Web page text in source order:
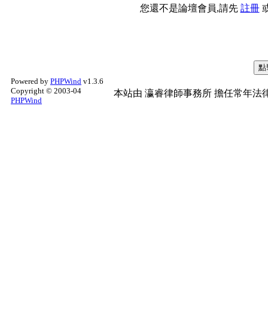
您還不是論壇會員,請先 註冊
Powered by PHPWind v1.3.6
Copyright © 2003-04
PHPWind
本站由 瀛睿律師事務所 擔任常年法